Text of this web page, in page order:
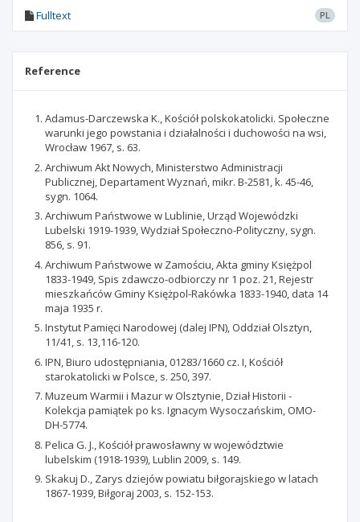
Fulltext PL
Reference
Adamus-Darczewska K., Kościół polskokatolicki. Społeczne
warunki jego powstania i działalności i duchowości na wsi,
Wrocław 1967, s. 63.
Archiwum Akt Nowych, Ministerstwo Administracji
Publicznej, Departament Wyznań, mikr. B-2581, k. 45-46,
sygn. 1064.
Archiwum Państwowe w Lublinie, Urząd Wojewódzki
Lubelski 1919-1939, Wydział Społeczno-Polityczny, sygn.
856, s. 91.
Archiwum Państwowe w Zamościu, Akta gminy Księżpol
1833-1949, Spis zdawczo-odbiorczy nr 1 poz. 21, Rejestr
mieszkańców Gminy Księżpol-Rakówka 1833-1940, data 14
maja 1935 r.
Instytut Pamięci Narodowej (dalej IPN), Oddział Olsztyn,
11/41, s. 13,116-120.
IPN, Biuro udostępniania, 01283/1660 cz. I, Kościół
starokatolicki w Polsce, s. 250, 397.
Muzeum Warmii i Mazur w Olsztynie, Dział Historii -
Kolekcja pamiątek po ks. Ignacym Wysoczańskim, OMO-
DH-5774.
Pelica G. J., Kościół prawosławny w województwie
lubelskim (1918-1939), Lublin 2009, s. 149.
Skakuj D., Zarys dziejów powiatu biłgorajskiego w latach
1867-1939, Biłgoraj 2003, s. 152-153.